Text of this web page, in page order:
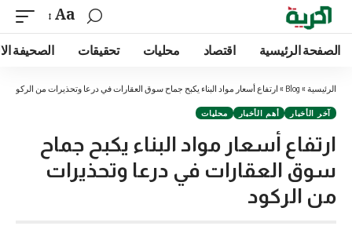
Aa
الصفحة الرئيسية اقتصاد محليات تحقيقات الصحيفة
الرئيسية »
Blog
» ارتفاع أسعار مواد البناء يكبح جماح سوق العقارات في درعا وتحذيرات من الركود
آخر الأخبار أهم الأخبار محليات
ارتفاع أسعار مواد البناء يكبح جماح
سوق العقارات في درعا وتحذيرات
من الركود